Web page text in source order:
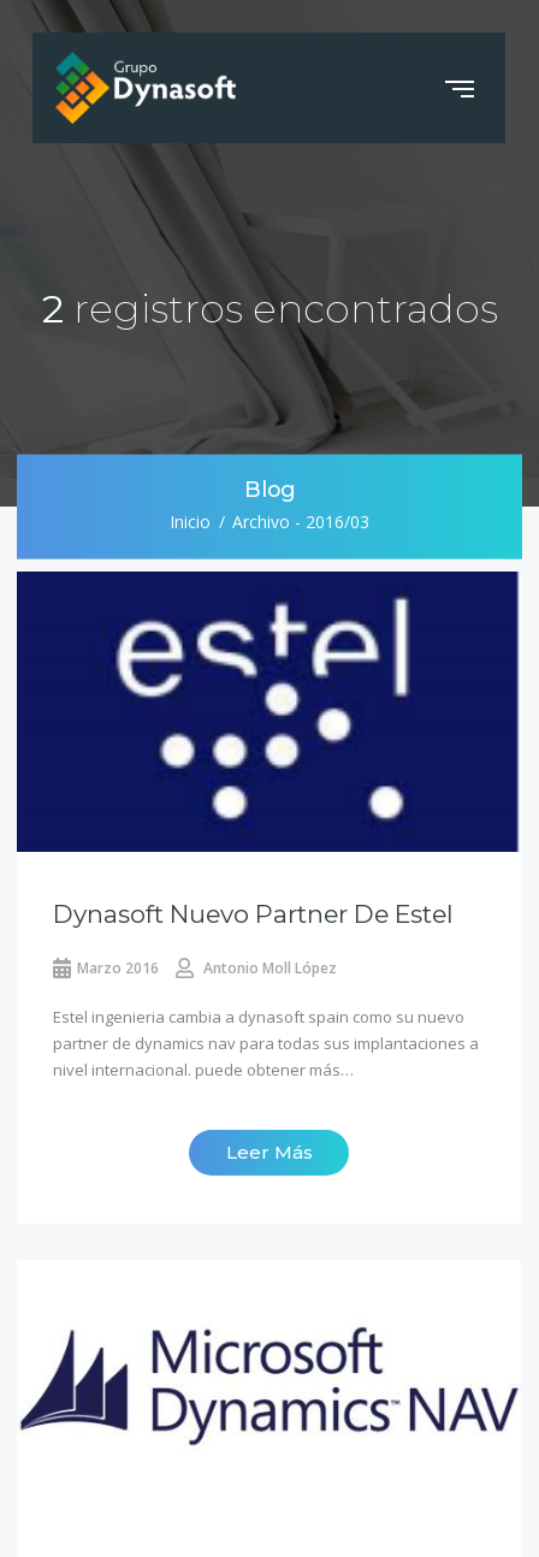
2 registros encontrados
Blog
Inicio Archivo - 2016/03
Dynasoft Nuevo Partner De Estel
Marzo 2016 Antonio Moll López
Estel ingenieria cambia a dynasoft spain como su nuevo
partner de dynamics nav para todas sus implantaciones a
nivel internacional. puede obtener más…
Leer Más